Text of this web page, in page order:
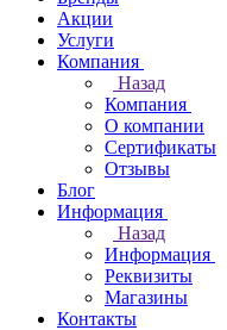
Акции
Услуги
Компания
Назад
Компания
О компании
Сертификаты
Отзывы
Блог
Информация
Назад
Информация
Реквизиты
Магазины
Контакты